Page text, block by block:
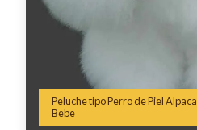
Peluche tipo Perro de Piel Alpaca
Bebe